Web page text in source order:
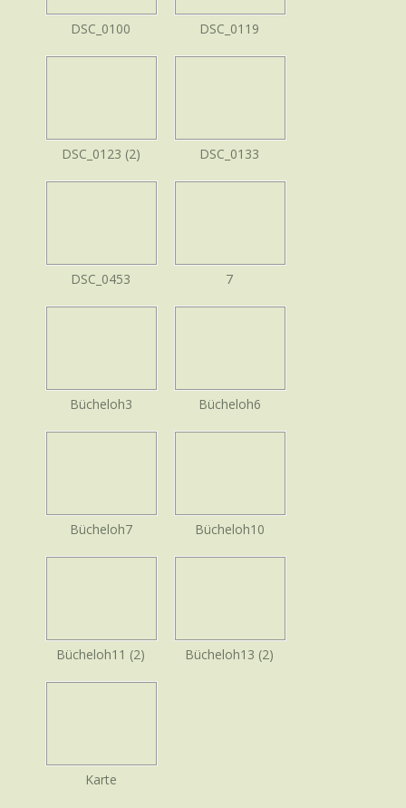
DSC_0100 DSC_0119
DSC_0123 (2) DSC_0133
DSC_0453 7
Bücheloh3 Bücheloh6
Bücheloh7 Bücheloh10
Bücheloh11 (2) Bücheloh13 (2)
Karte